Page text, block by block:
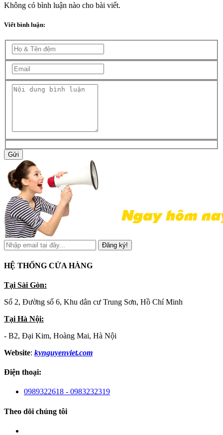
Không có bình luận nào cho bài viết.
Viết bình luận:
Gửi
Đăng ký!
HỆ THỐNG CỬA HÀNG
Tại Sài Gòn:
Số 2, Đường số 6, Khu dân cư Trung Sơn, Hồ Chí Minh
Tại Hà Nội:
- B2, Đại Kim, Hoàng Mai, Hà Nội
Website: kynguyenviet.com
Điện thoại:
0989322618 - 0983232319
Theo dõi chúng tôi